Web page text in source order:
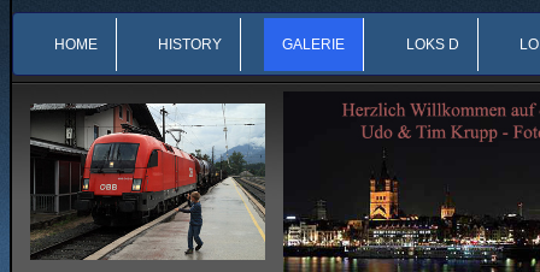
HOME HISTORY GALERIE LOKS D